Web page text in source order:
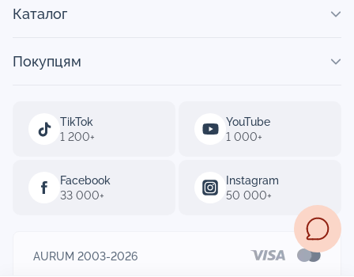
TikTok
1 200+
YouTube
1 000+
Facebook
33 000+
Instagram
50 000+
Каталог
Покупцям
AURUM 2003-2026